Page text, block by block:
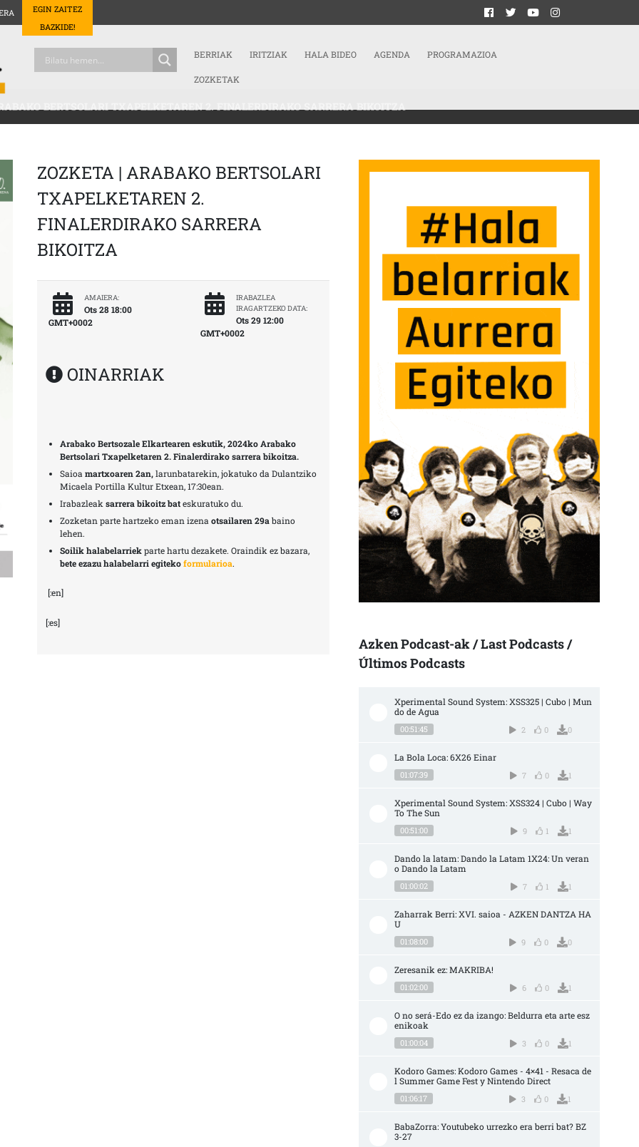
EGIN ZAITEZ
BAZKIDE!
BERRIAK IRITZIAK HALA BIDEO AGENDA PROGRAMAZIOA
ZOZKETAK
BERTSOLARI TXAPELKETAREN 2. FINALERDIRAKO SARRERA BIKOITZA
ZOZKETA | ARABAKO BERTSOLARI
TXAPELKETAREN 2.
FINALERDIRAKO SARRERA
BIKOITZA
AMAIERA:
Ots 28 18:00
GMT+0002
IRABAZLEA
IRAGARTZEKO DATA:
Ots 29 12:00
GMT+0002
OINARRIAK
Arabako Bertsozale Elkartearen eskutik, 2024ko Arabako
Bertsolari Txapelketaren 2. Finalerdirako sarrera bikoitza.
Saioa martxoaren 2an,larunbatarekin, jokatuko da Dulantziko
Micaela Portilla Kultur Etxean, 17:30ean.
Irabazleak sarrera bikoitz bateskuratuko du.
Zozketan parte hartzeko eman izena otsailaren 29a baino
lehen.
Soilik halabelarriekparte hartu dezakete. Oraindik ez bazara,
bete ezazuhalabelarri egitekoformularioa.
[:en]
[:es]
Azken Podcast-ak / Last Podcasts /
Últimos Podcasts
Xperimental Sound System: XSS325 | Cubo | Mun
do de Agua
00:51:45 2 0 0
La Bola Loca: 6X26 Einar
01:07:39 7 0 1
Xperimental Sound System: XSS324 | Cubo | Way
To The Sun
00:51:00 9 1 1
Dando la latam: Dando la Latam 1X24: Un veran
o Dando la Latam
01:00:02 7 1 1
Zaharrak Berri: XVI. saioa - AZKEN DANTZA HA
U
01:08:00 9 0 0
Zeresanik ez: MAKRIBA!
01:02:00 6 0 1
O no será-Edo ez da izango: Beldurra eta arte esz
enikoak
01:00:04 3 0 1
Kodoro Games: Kodoro Games - 4×41 - Resaca de
l Summer Game Fest y Nintendo Direct
01:06:17 3 0 1
BabaZorra: Youtubeko urrezko era berri bat? BZ
3-27